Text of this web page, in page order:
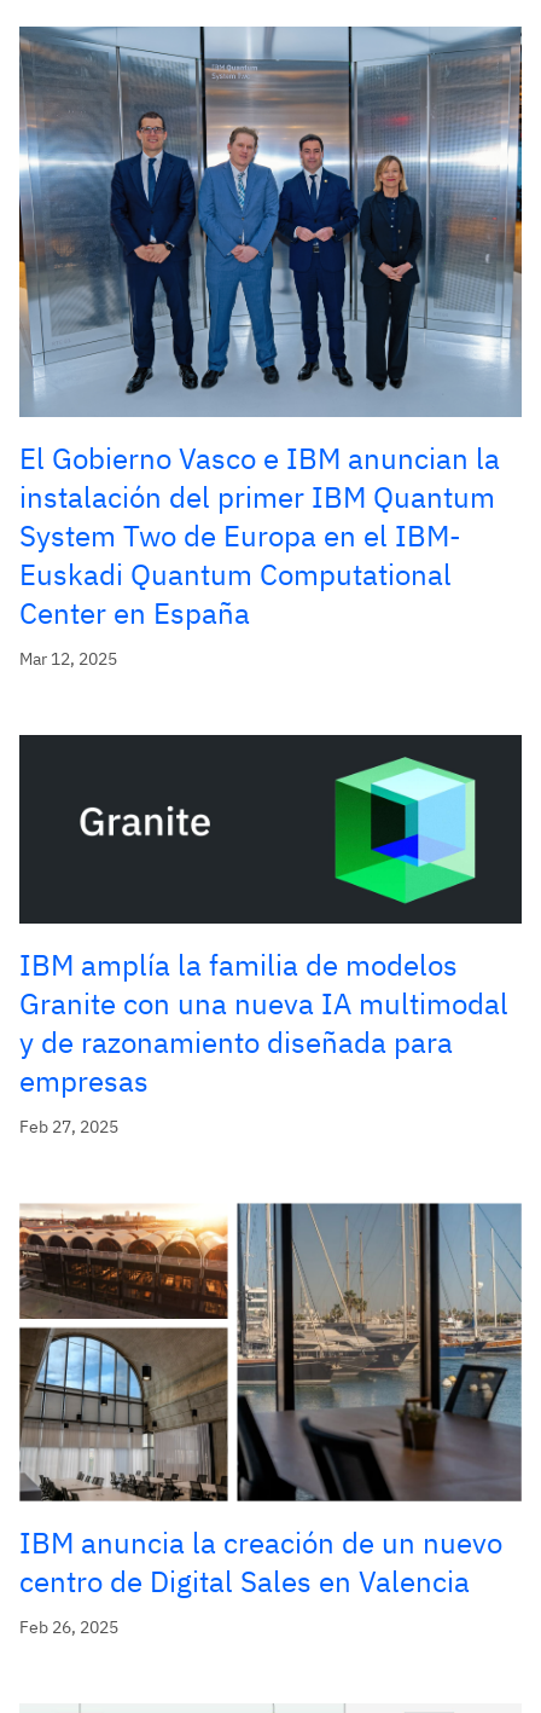
El Gobierno Vasco e IBM anuncian la
instalación del primer IBM Quantum
System Two de Europa en el IBM-
Euskadi Quantum Computational
Center en España
Mar 12, 2025
IBM amplía la familia de modelos
Granite con una nueva IA multimodal
y de razonamiento diseñada para
empresas
Feb 27, 2025
IBM anuncia la creación de un nuevo
centro de Digital Sales en Valencia
Feb 26, 2025